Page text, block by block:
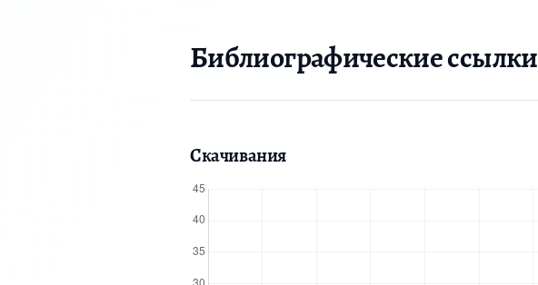
Библиографические ссылки
Скачивания